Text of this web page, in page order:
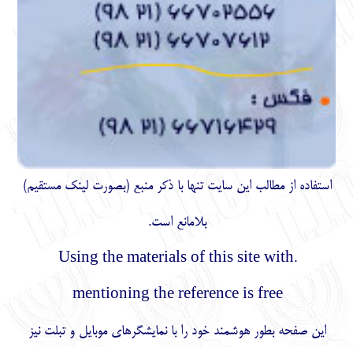
استفاده از مطالب اين سايت تنها با ذكر منبع (بصورت لینک مستقیم)
بلامانع است.
.Using the materials of this site with
mentioning the reference is free
این صفحه بطور هوشمند خود را با نمایشگرهای موبایل و تبلت نیز